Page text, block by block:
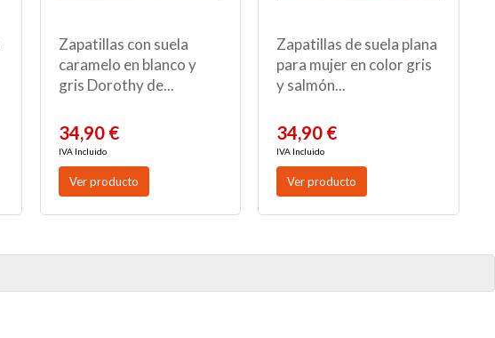
Zapatillas con suela
caramelo en blanco y
gris Dorothy de...
34,90 €
IVA Incluido
Ver producto
Zapatillas de suela plana
para mujer en color gris
y salmón...
34,90 €
IVA Incluido
Ver producto